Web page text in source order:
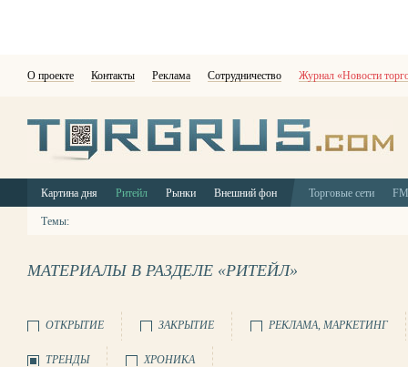
О проекте Контакты Реклама Сотрудничество Журнал «Новости
Картина дня Ритейл Рынки Внешний фон Торговые сети
Темы:
МАТЕРИАЛЫ В РАЗДЕЛЕ «РИТЕЙЛ»
ОТКРЫТИЕ ЗАКРЫТИЕ РЕКЛАМА, МАРКЕТИНГ
ТРЕНДЫ ХРОНИКА